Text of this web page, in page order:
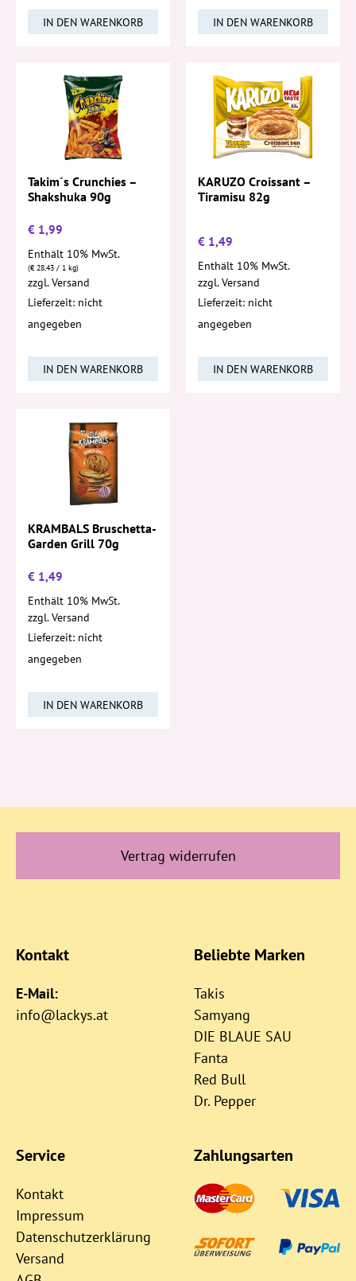
IN DEN WARENKORB IN DEN WARENKORB
Takim´s Crunchies –
Shakshuka 90g
€ 1,99
Enthält 10% MwSt.
(€28,43 / 1 kg)
zzgl.Versand
Lieferzeit: nicht
angegeben
IN DEN WARENKORB
KARUZO Croissant –
Tiramisu 82g
€ 1,49
Enthält 10% MwSt.
zzgl.Versand
Lieferzeit: nicht
angegeben
IN DEN WARENKORB
KRAMBALS Bruschetta-
Garden Grill 70g
€ 1,49
Enthält 10% MwSt.
zzgl.Versand
Lieferzeit: nicht
angegeben
IN DEN WARENKORB
Vertrag widerrufen
Kontakt
E-Mail:
info@lackys.at
Beliebte Marken
Takis
Samyang
DIE BLAUE SAU
Fanta
Red Bull
Dr. Pepper
Service
Kontakt
Impressum
Datenschutzerklärung
Versand
Zahlungsarten